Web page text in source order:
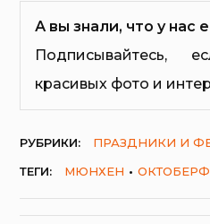
А вы знали, что у нас
Подписывайтесь,
красивых фото и
РУБРИКИ:
ПРАЗДНИКИ И
ТЕГИ:
МЮНХЕН